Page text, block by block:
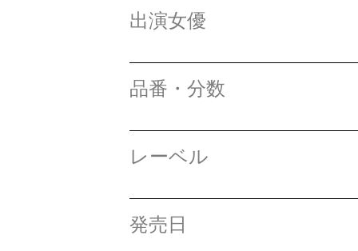
出演女優
品番・分数
レーベル
発売日